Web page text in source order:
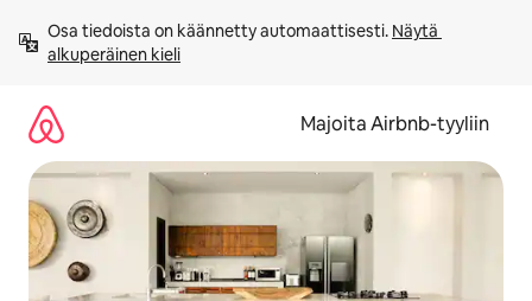
sisältö
väliin
Osa tiedoista on käännetty automaattisesti. Näytä
alkuperäinen kieli
Majoita Airbnb-tyyliin